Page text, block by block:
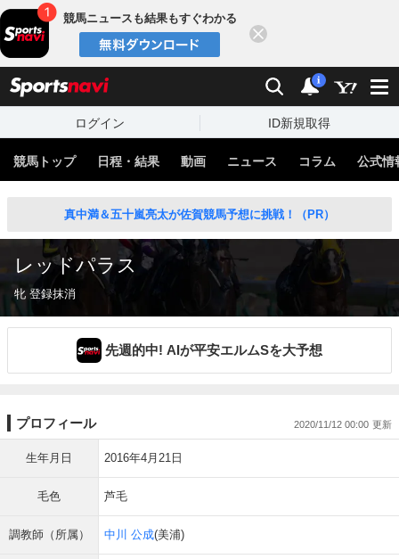
競馬ニュースも結果もすぐわかる
検索 通知
i
ログイン ID新規取得
競馬トップ 日程・結果 動画 ニュース コラム 公式情
真中満＆五十嵐亮太が佐賀競馬予想に挑戦！（PR）
レッドパラス
牝 登録抹消
先週的中! AIが平安エルムSを大予想
プロフィール 2020/11/12 00:00
生年月日 2016年4月21日
毛色 芦毛
調教師（所属） 中川 公成(美浦)